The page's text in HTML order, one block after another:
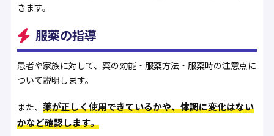
きます。
服薬の指導
患者や家族に対して、薬の効能・服薬方法・服薬時の注意点に
ついて説明します。
また、 薬が正しく使用できているかや、体調に変化はない
かなど確認します。